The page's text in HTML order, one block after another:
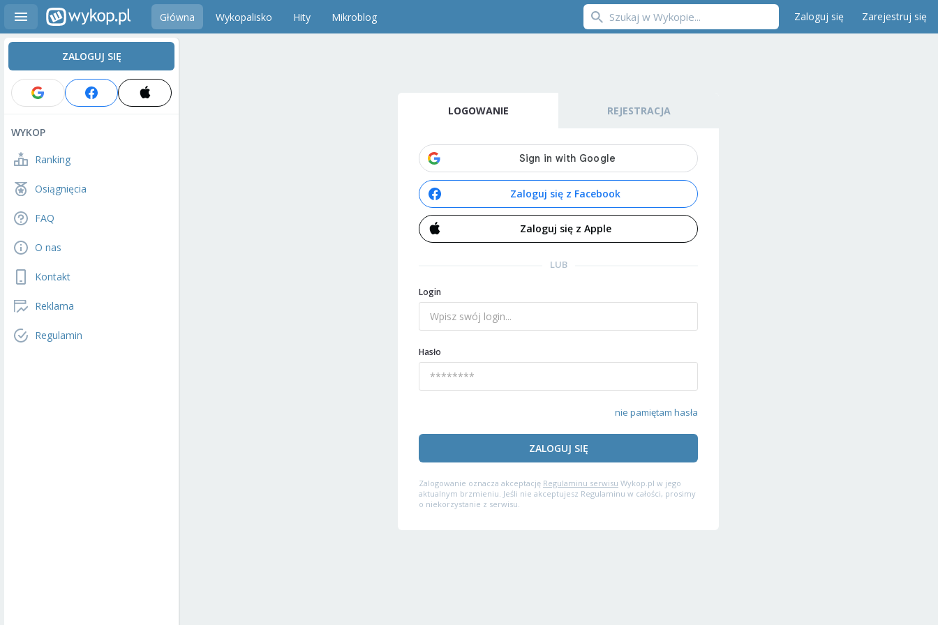
Główna Wykopalisko Hity Mikroblog Zaloguj się Zarejestruj się
ZALOGUJ SIĘ
WYKOP
Ranking
Osiągnięcia
FAQ
O nas
Kontakt
Reklama
Regulamin
LOGOWANIE REJESTRACJA
Zaloguj się z Facebook
Zaloguj się z Apple
LUB
Login
Hasło
nie pamiętam hasła
ZALOGUJ SIĘ
Zalogowanie oznacza akceptację Regulaminu serwisu Wykop.pl w jego
aktualnym brzmieniu. Jeśli nie akceptujesz Regulaminu w całości, prosimy
o niekorzystanie z serwisu.